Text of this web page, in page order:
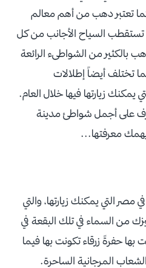
تعتبر دهب من أهم معالم
تستقطب السياح الأجانب من كل
بالكثير من الشواطىء الرائعة
تختلف أيضاً إطلالات
يمكنك زيارتها فيها خلال العام.
على أجمل شواطئ مدينة
معرفتها...
التي يمكنك زيارتها، والتي
من السماء في تلك البقعة في
حفرةً زرقاء تكونت بها فيما
المرجانية الساحرة.